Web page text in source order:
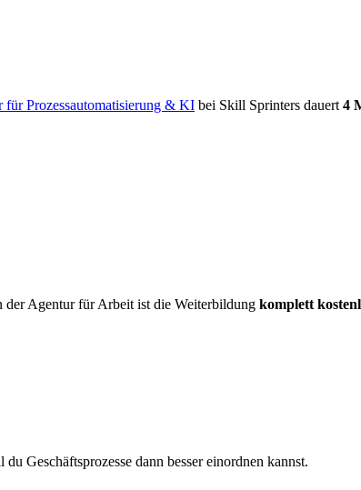
für Prozessautomatisierung & KI bei Skill Sprinters dauert 4
der Agentur für Arbeit ist die Weiterbildung komplett
Geschäftsprozesse dann besser einordnen kannst.